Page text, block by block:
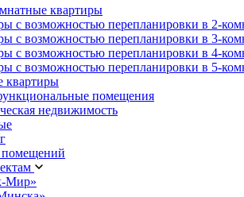
квартиры
с возможностью перепланировки в 2-
с возможностью перепланировки в 3-
с возможностью перепланировки в 4-
с возможностью перепланировки в 5-
квартиры
помещения
недвижимость
Мир»